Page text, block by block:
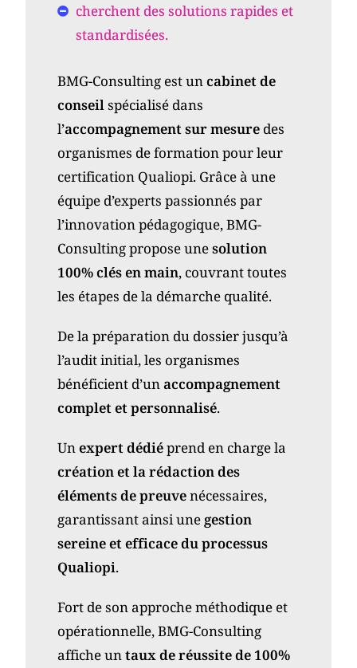
cherchent des solutions rapides et
standardisées.
BMG-Consulting est uncabinet de
conseil spécialisé dans
l’accompagnement sur mesure des
organismes de formation pour leur
certification Qualiopi. Grâce à une
équipe d’experts passionnés par
l’innovation pédagogique, BMG-
Consulting propose unesolution
100% clés en main, couvrant toutes
les étapes de la démarche qualité.
De la préparation du dossier jusqu’à
l’audit initial, les organismes
bénéficient d’unaccompagnement
complet et personnalisé.
Unexpert dédiéprend en charge la
création et la rédaction des
éléments de preuvenécessaires,
garantissant ainsi une gestion
sereine et efficace du processus
Qualiopi.
Fort de son approche méthodique et
opérationnelle, BMG-Consulting
affiche untaux de réussite de 100%